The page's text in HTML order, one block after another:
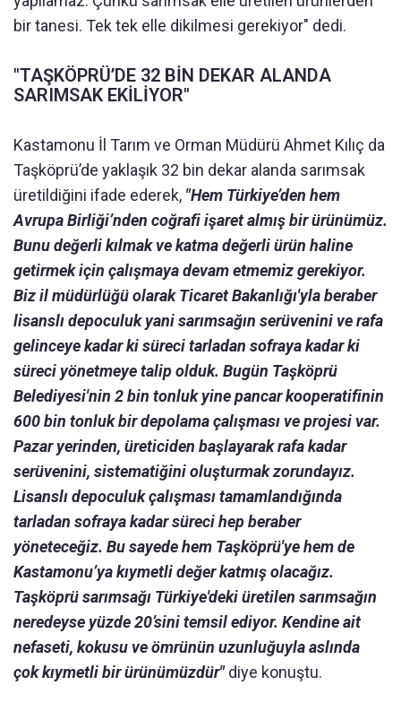
bir tanesi. Tek tek elle dikilmesi gerekiyor" dedi.
"TAŞKÖPRÜ’DE 32 BİN DEKAR ALANDA
SARIMSAK EKİLİYOR"
Kastamonu İl Tarım ve Orman Müdürü Ahmet Kılıç da
Taşköprü’de yaklaşık 32 bin dekar alanda sarımsak
üretildiğini ifade ederek, "Hem Türkiye’den hem
Avrupa Birliği’nden coğrafi işaret almış bir ürünümüz.
Bunu değerli kılmak ve katma değerli ürün haline
getirmek için çalışmaya devam etmemiz gerekiyor.
Biz il müdürlüğü olarak Ticaret Bakanlığı'yla beraber
lisanslı depoculuk yani sarımsağın serüvenini ve rafa
gelinceye kadar ki süreci tarladan sofraya kadar ki
süreci yönetmeye talip olduk. Bugün Taşköprü
Belediyesi'nin 2 bin tonluk yine pancar kooperatifinin
600 bin tonluk bir depolama çalışması ve projesi var.
Pazar yerinden, üreticiden başlayarak rafa kadar
serüvenini, sistematiğini oluşturmak zorundayız.
Lisanslı depoculuk çalışması tamamlandığında
tarladan sofraya kadar süreci hep beraber
yöneteceğiz. Bu sayede hem Taşköprü'ye hem de
Kastamonu’ya kıymetli değer katmış olacağız.
Taşköprü sarımsağı Türkiye'deki üretilen sarımsağın
neredeyse yüzde 20’sini temsil ediyor. Kendine ait
nefaseti, kokusu ve ömrünün uzunluğuyla aslında
çok kıymetli bir ürünümüzdür"diye konuştu.